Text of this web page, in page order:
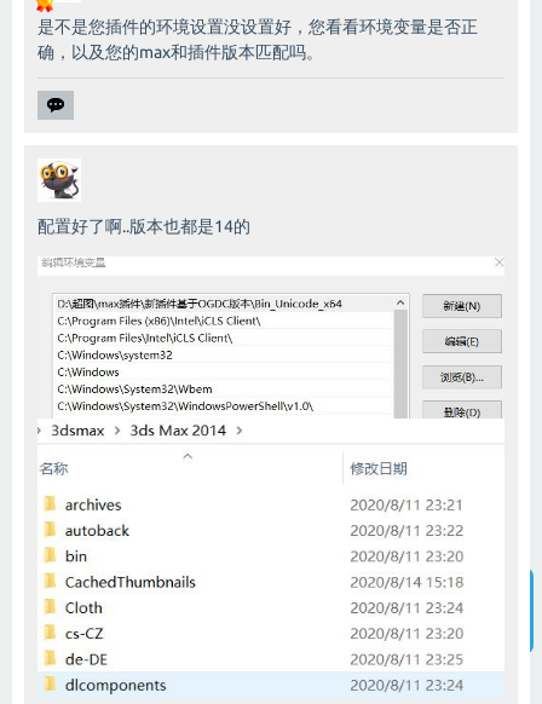
是不是您插件的环境设置没设置好，您看看环境变量是否正
确，以及您的max和插件版本匹配吗。
配置好了啊..版本也都是14的